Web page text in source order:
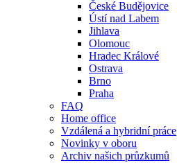
České Budějovice
Ústí nad Labem
Jihlava
Olomouc
Hradec Králové
Ostrava
Brno
Praha
FAQ
Home office
Vzdálená a hybridní práce
Novinky v oboru
Archiv našich průzkumů